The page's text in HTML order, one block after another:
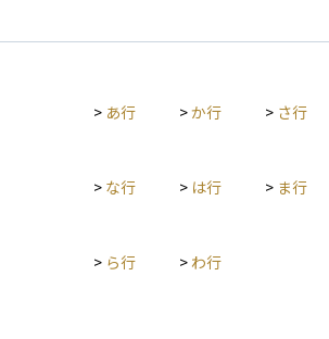
している企業は、投資家からの評価も高
ることができます。
> あ行 >か行 > さ行
> な行 > は行 > ま行
> ら行 > わ行